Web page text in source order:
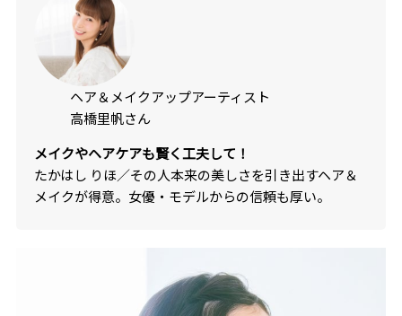
ヘア＆メイクアップアーティスト
高橋里帆さん
メイクやヘアケアも賢く工夫して！
たかはし りほ／その人本来の美しさを引き出すヘア＆
メイクが得意。女優・モデルからの信頼も厚い。